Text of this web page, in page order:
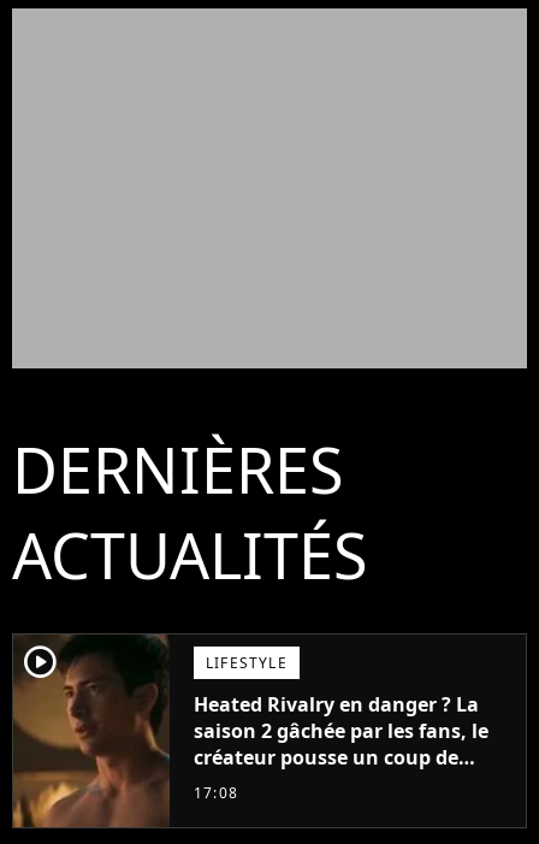
DERNIÈRES
ACTUALITÉS
player2 LIFESTYLE
Heated Rivalry en danger ? La
saison 2 gâchée par les fans, le
créateur pousse un coup de
gueule
17:08